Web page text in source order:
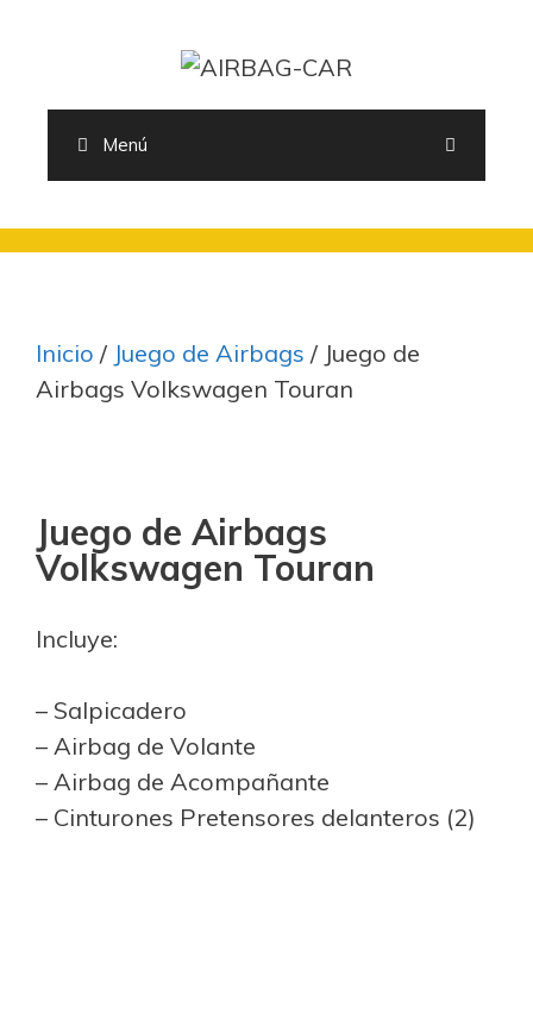
Menú
Inicio / Juego de Airbags / Juego de
Airbags Volkswagen Touran
Juego de Airbags
Volkswagen Touran
Incluye:
– Salpicadero
– Airbag de Volante
– Airbag de Acompañante
– Cinturones Pretensores delanteros (2)